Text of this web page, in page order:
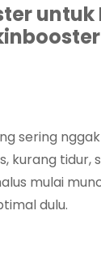
untuk
sering
tidur,
mulai
dulu.